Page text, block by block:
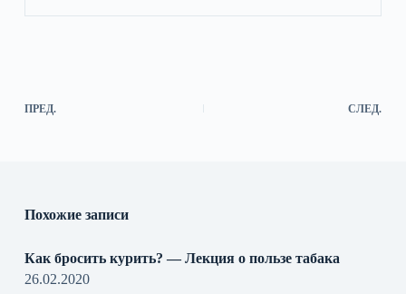
ПРЕД. СЛЕД.
Похожие записи
Как бросить курить? — Лекция о пользе табака
26.02.2020